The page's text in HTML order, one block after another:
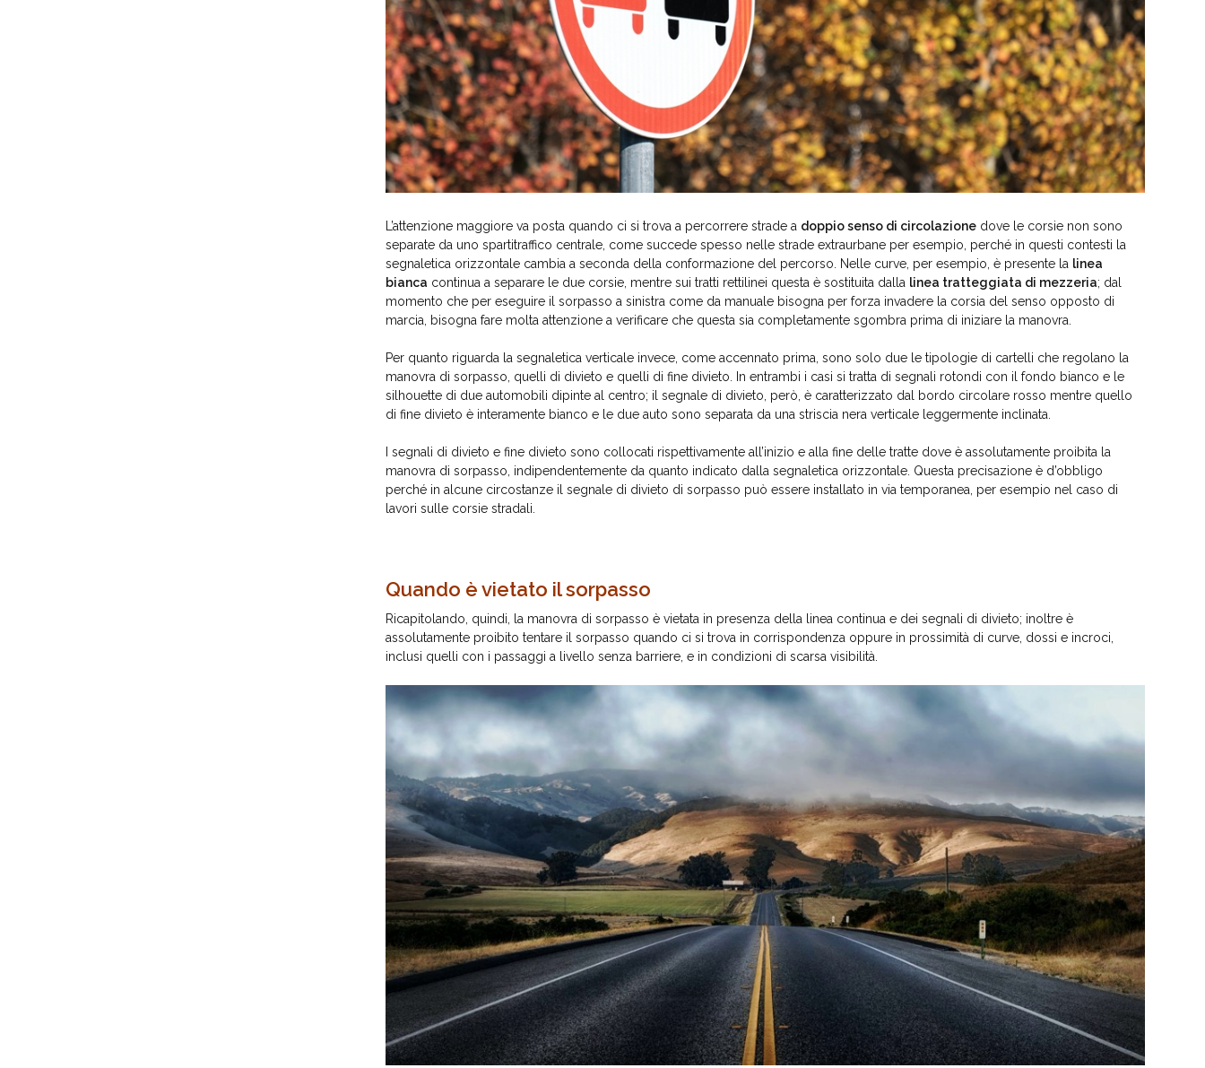
L’attenzione maggiore va posta quando ci si trova a percorrere strade a doppio senso di circolazione dove le corsie non sono
separate da uno spartitraffico centrale, come succede spesso nelle strade extraurbane per esempio, perché in questi contesti la
segnaletica orizzontale cambia a seconda della conformazione del percorso. Nelle curve, per esempio, è presente la linea
bianca continua a separare le due corsie, mentre sui tratti rettilinei questa è sostituita dalla linea tratteggiata di mezzeria; dal
momento che per eseguire il sorpasso a sinistra come da manuale bisogna per forza invadere la corsia del senso opposto di
marcia, bisogna fare molta attenzione a verificare che questa sia completamente sgombra prima di iniziare la manovra.
Per quanto riguarda la segnaletica verticale invece, come accennato prima, sono solo due le tipologie di cartelli che regolano la
manovra di sorpasso, quelli di divieto e quelli di fine divieto. In entrambi i casi si tratta di segnali rotondi con il fondo bianco e le
silhouette di due automobili dipinte al centro; il segnale di divieto, però, è caratterizzato dal bordo circolare rosso mentre quello
di fine divieto è interamente bianco e le due auto sono separata da una striscia nera verticale leggermente inclinata.
I segnali di divieto e fine divieto sono collocati rispettivamente all’inizio e alla fine delle tratte dove è assolutamente proibita la
manovra di sorpasso, indipendentemente da quanto indicato dalla segnaletica orizzontale. Questa precisazione è d’obbligo
perché in alcune circostanze il segnale di divieto di sorpasso può essere installato in via temporanea, per esempio nel caso di
lavori sulle corsie stradali.
Quando è vietato il sorpasso
Ricapitolando, quindi, la manovra di sorpasso è vietata in presenza della linea continua e dei segnali di divieto; inoltre è
assolutamente proibito tentare il sorpasso quando ci si trova in corrispondenza oppure in prossimità di curve, dossi e incroci,
inclusi quelli con i passaggi a livello senza barriere, e in condizioni di scarsa visibilità.